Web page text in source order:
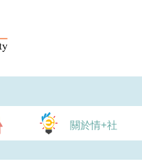
關於情+社